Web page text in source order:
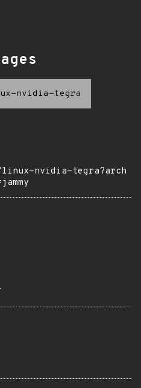
nvidia-tegra
linux-nvidia-tegra?arch